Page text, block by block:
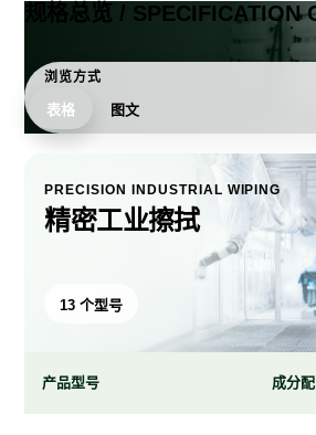
规格总览 / SPECIFICATION
浏览方式
表格 图文
PRECISION INDUSTRIAL WIPING
精密工业擦拭
13 个型号
产品型号 成分